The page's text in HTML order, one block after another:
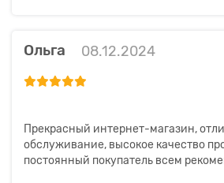
Ольга 08.12.2024
Прекрасный интернет-магазин,
обслуживание, высокое качество
постоянный покупатель всем